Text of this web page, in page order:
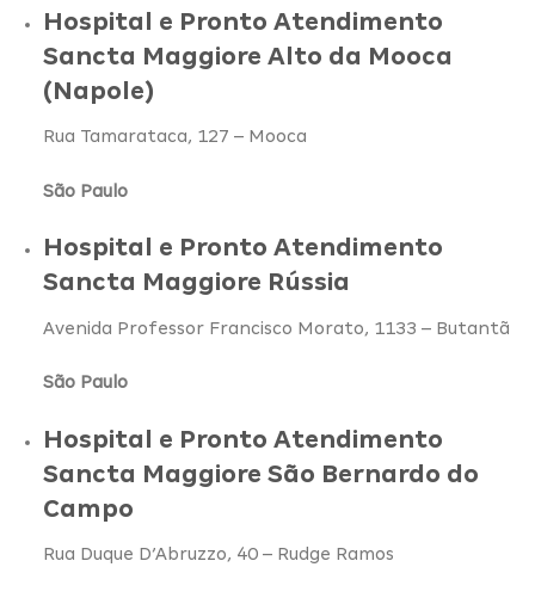
Hospital e Pronto Atendimento
Sancta Maggiore Alto da Mooca
(Napole)
Rua Tamarataca, 127 – Mooca
São Paulo
Hospital e Pronto Atendimento
Sancta Maggiore Rússia
Avenida Professor Francisco Morato, 1133 – Butantã
São Paulo
Hospital e Pronto Atendimento
Sancta Maggiore São Bernardo do
Campo
Rua Duque D’Abruzzo, 40 – Rudge Ramos